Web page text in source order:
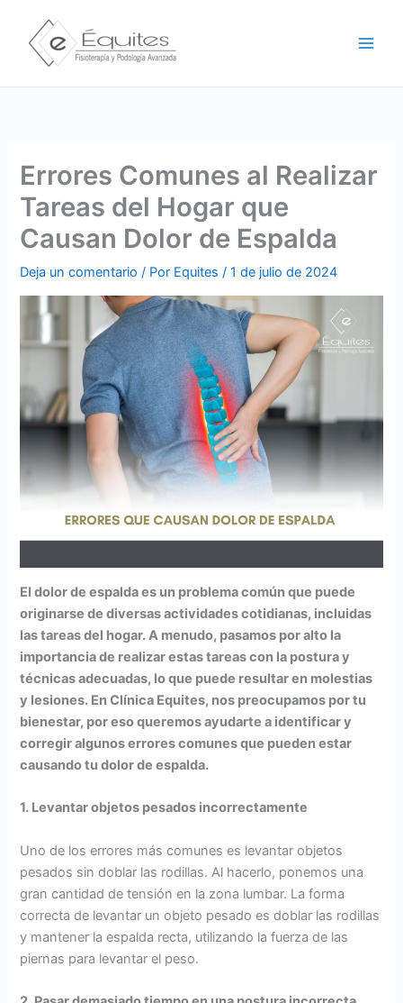
contenido
Errores Comunes al Realizar
Tareas del Hogar que
Causan Dolor de Espalda
Deja un comentario / Por Equites/1 de julio de 2024
El dolor de espalda es un problema común que puede
originarse de diversas actividades cotidianas, incluidas
las tareas del hogar. A menudo, pasamos por alto la
importancia de realizar estas tareas con la postura y
técnicas adecuadas, lo que puede resultar en molestias
y lesiones. En Clínica Equites, nos preocupamos por tu
bienestar, por eso queremos ayudarte a identificar y
corregir algunos errores comunes que pueden estar
causando tu dolor de espalda.
1. Levantar objetos pesados incorrectamente
Uno de los errores más comunes es levantar objetos
pesados sin doblar las rodillas. Al hacerlo, ponemos una
gran cantidad de tensión en la zona lumbar. La forma
correcta de levantar un objeto pesado es doblar las rodillas
y mantener la espalda recta, utilizando la fuerza de las
piernas para levantar el peso.